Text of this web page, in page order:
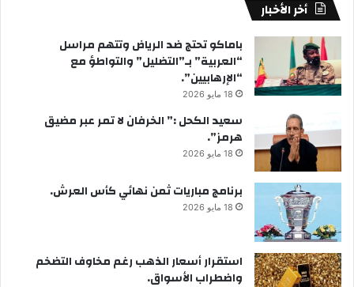
أخر الأخبار
باماكو تحتج ضد الرياض وتتهم مراسل
“العربية” بـ”التضليل” والتواطؤ مع
“الإرهابيين”.
18 مايو 2026
سعيد الكحل :” الخرفان لا تمر عبر مضيق
هرمز”.
18 مايو 2026
برنامج مباريات ثمن نهائي كأس العرش.
18 مايو 2026
استقرار أسعار الذهب رغم مخاوف التضخم
واضطراب الأسواق.